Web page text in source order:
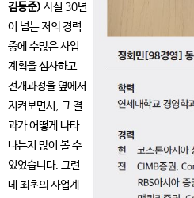
김동준) 사실 30년
이 넘는 저의 경력
중에 수많은 사업
계획을 심사하고
전개과정을 옆에서
지켜보면서, 그 결
과가 어떻게 나타
나는지 많이 볼 수
있었습니다. 그런
데 최초의 사업계